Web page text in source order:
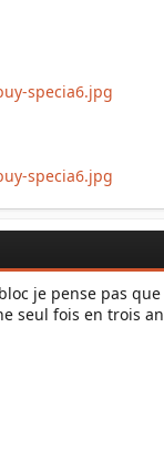
je pense pas
fois en trois